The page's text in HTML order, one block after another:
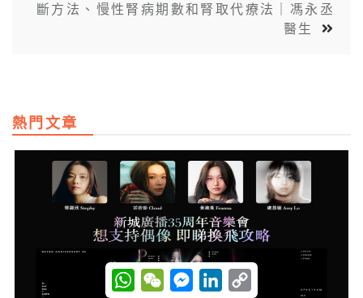
斷方法、慢性腎病期數和腎取代療法｜馮永丞
醫生
熱門文章
W
h
W
e
M
e
L